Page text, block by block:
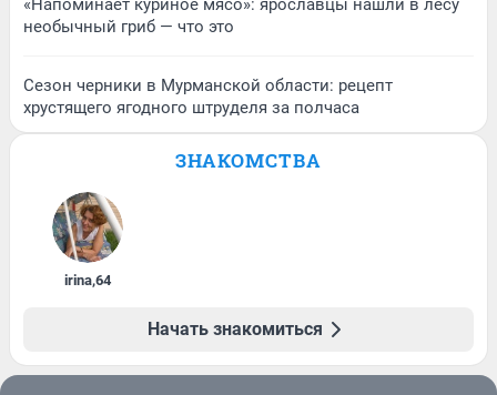
«Напоминает куриное мясо»: ярославцы нашли в лесу
необычный гриб — что это
Сезон черники в Мурманской области: рецепт
хрустящего ягодного штруделя за полчаса
ЗНАКОМСТВА
irina,64
Начать знакомиться